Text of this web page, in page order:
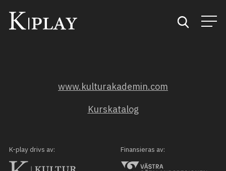
Kategorier
Mina favoriter
www.kulturakademin.com
Kurskatalog
K-play drivs av: Finansieras av: